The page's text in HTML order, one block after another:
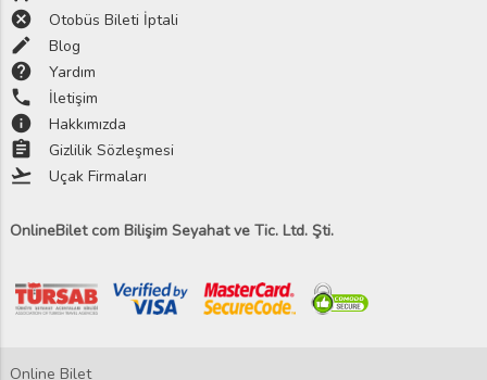
cancel Otobüs Bileti İptali
edit Blog
help Yardım
phone İletişim
info Hakkımızda
assignment Gizlilik Sözleşmesi
flight_takeoff Uçak Firmaları
OnlineBilet com Bilişim Seyahat ve Tic. Ltd. Şti.
Online Bilet